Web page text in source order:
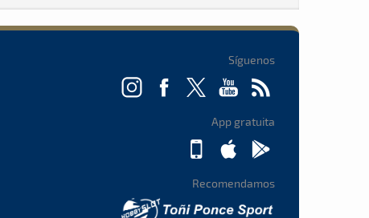
Síguenos
App gratuita
Recomendamos